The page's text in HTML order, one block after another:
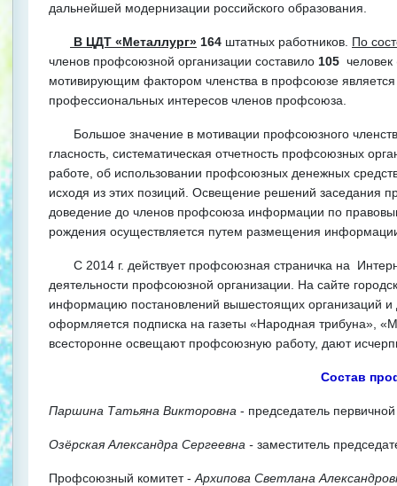
дальнейшей модернизации российского образования.
В ЦДТ «Металлург» 164 штатных работников. По
членов профсоюзной организации составило 105
мотивирующим фактором членства в профсоюзе
профессиональных интересов членов профсоюза.
Большое значение в мотивации профсоюзного
гласность, систематическая отчетность профсоюзных
работе, об использовании профсоюзных денежных
исходя из этих позиций. Освещение решений заседания
доведение до членов профсоюза информации по
рождения осуществляется путем размещения
С 2014 г. действует профсоюзная страничка на
деятельности профсоюзной организации. На сайте
информацию постановлений вышестоящих организаций и
оформляется подписка на газеты «Народная трибуна»,
всесторонне освещают профсоюзную работу, дают
Состав
Паршина Татьяна Викторовна - председатель
Озёрская Александра Сергеевна - заместитель
Профсоюзный комитет - Архипова Светлана